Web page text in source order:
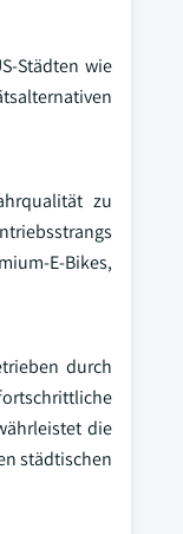
Städten wie
zu
E-Bikes,
durch
die
städtischen